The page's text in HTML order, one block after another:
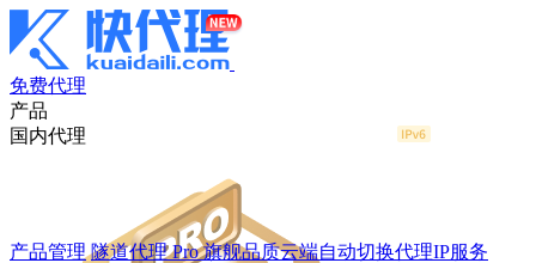
免费代理
产品
国内代理
产品管理 隧道代理Pro 旗舰品质云端自动切换代理IP服务